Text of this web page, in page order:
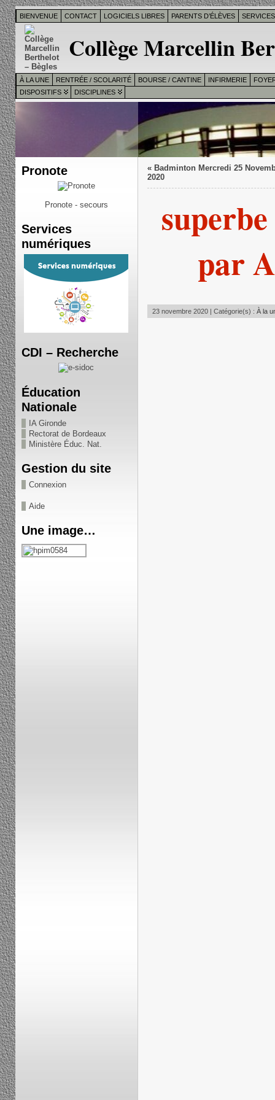
BIENVENUE CONTACT LOGICIELS LIBRES PARENTS D’ÉLÈVES
Collège Marcellin
À LA UNE RENTRÉE / SCOLARITÉ BOURSE / CANTINE INFIRMERIE
DISPOSITIFS
DISCIPLINES
Pronote
Pronote - secours
Services
numériques
CDI – Recherche
Éducation
Nationale
IA Gironde
Rectorat de Bordeaux
Ministère Éduc. Nat.
Gestion du site
Connexion
Aide
Une image…
« Badminton Mercredi 25
2020
par
23 novembre 2020 | Catégorie(s) : À la